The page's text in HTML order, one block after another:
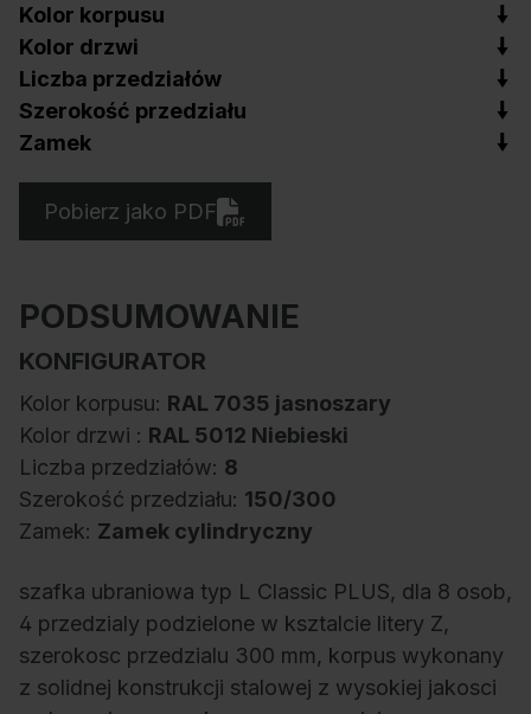
Kolor korpusu
Kolor drzwi
Liczba przedziałów
Szerokość przedziału
Zamek
Pobierz jako PDF
PODSUMOWANIE
KONFIGURATOR
Kolor korpusu: RAL 7035 jasnoszary
Kolor drzwi : RAL 5012 Niebieski
Liczba przedziałów: 8
Szerokość przedziału: 150/300
Zamek: Zamek cylindryczny
szafka ubraniowa typ L Classic PLUS, dla 8 osob,
4 przedzialy podzielone w ksztalcie litery Z,
szerokosc przedzialu 300 mm, korpus wykonany
z solidnej konstrukcji stalowej z wysokiej jakosci